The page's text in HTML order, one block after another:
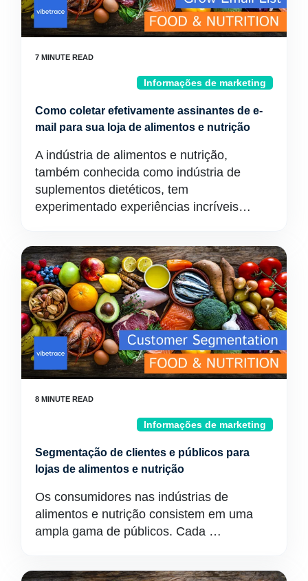
Informações de marketing
Como coletar efetivamente assinantes de e-
mail para sua loja de alimentos e nutrição
A indústria de alimentos e nutrição,
também conhecida como indústria de
suplementos dietéticos, tem
experimentado experiências incríveis…
Informações de marketing
Segmentação de clientes e públicos para
lojas de alimentos e nutrição
Os consumidores nas indústrias de
alimentos e nutrição consistem em uma
ampla gama de públicos. Cada …